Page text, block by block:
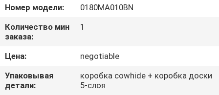
О
НАС
ПУТЕШЕСТВИЕ
ФАБРИКИ
Номер модели:
0180MA010BN
Количество мин
заказа:
1
Цена:
negotiable
Упаковывая
детали:
коробка cowhide + коробка доски
5-слоя